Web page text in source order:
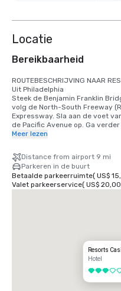
Locatie
Bereikbaarheid
ROUTEBESCHRIJVING NAAR
Uit Philadelphia
Steek de Benjamin Franklin
volg de North-South Freeway
Expressway. Sla aan de voet
de Pacific Avenue op. Ga
rechtsaf naar North Carolina to
Neem de New Jersey Turnpike
Rijd zuidwaarts over de
Expressway). Neem de Atlantic
van de Atlantic City
naar North Carolina Avenue.
linksaf de Pacific Avenue op.
rechtsaf naar North Carolina to
Meer lezen
Distance from airport 9 mi
Parkeren in de buurt
Betaalde parkeerruimte( US$
Valet parkeerservice( US$ 20,00
Resorts
Hotel
3 van 5